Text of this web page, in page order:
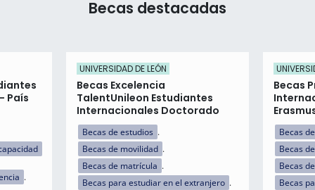
Becas destacadas
País
UNIVERSIDAD DE LEÓN
Becas Excelencia
TalentUnileon Estudiantes
Internacionales Doctorado
Becas de estudios
Becas de movilidad
Becas de matrícula
Becas para estudiar en el extranjero
Becas
Becas
Becas
Becas
Becas